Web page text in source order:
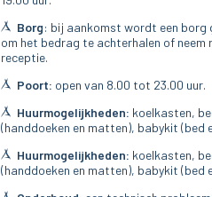
Borg: bij aankomst wordt een borg
om het bedrag te achterhalen of
receptie.
Poort: open van 8.00 tot 23.00 uur.
Huurmogelijkheden: koelkasten,
(handdoeken en matten), babykit (bed
Huurmogelijkheden: koelkasten,
(handdoeken en matten), babykit (bed